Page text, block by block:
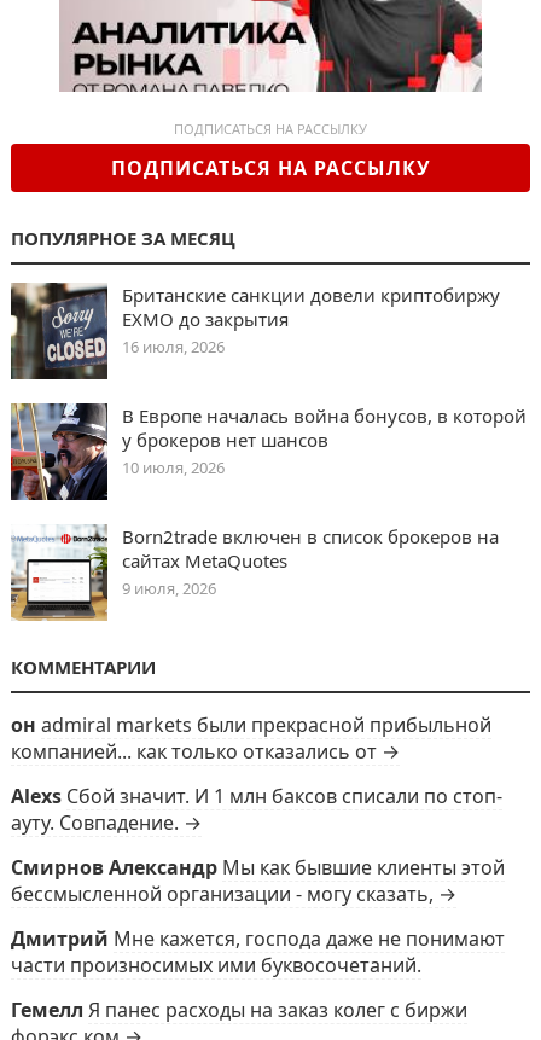
ПОДПИСАТЬСЯ НА РАССЫЛКУ
ПОДПИСАТЬСЯ НА РАССЫЛКУ
ПОПУЛЯРНОЕ ЗА МЕСЯЦ
Британские санкции довели криптобиржу
EXMO до закрытия
16 июля, 2026
В Европе началась война бонусов, в которой
у брокеров нет шансов
10 июля, 2026
Born2trade включен в список брокеров на
сайтах MetaQuotes
9 июля, 2026
КОММЕНТАРИИ
он admiral markets были прекрасной прибыльной
компанией... как только отказались от →
Alexs Сбой значит. И 1 млн баксов списали по стоп-
ауту. Совпадение. →
Смирнов Александр Мы как бывшие клиенты этой
бессмысленной организации - могу сказать, →
Дмитрий Мне кажется, господа даже не понимают
части произносимых ими буквосочетаний.
Гемелл Я панес расходы на заказ колег с биржи